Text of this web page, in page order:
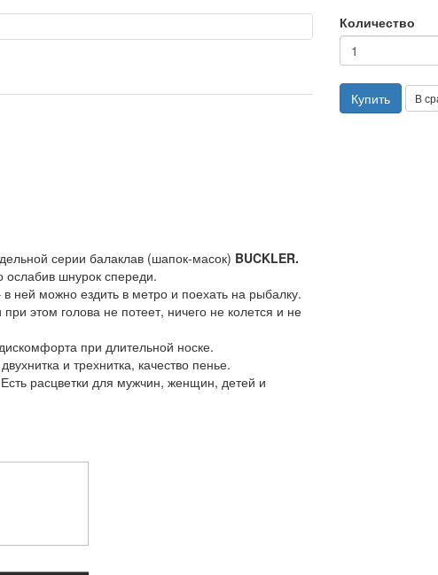
серии балаклав (шапок-масок) BUCKLER.
ослабив шнурок спереди.
ней можно ездить в метро и поехать на рыбалку.
этом голова не потеет, ничего не колется и не
при длительной носке.
и трехнитка, качество пенье.
расцветки для мужчин, женщин, детей и
Количество
Купить В